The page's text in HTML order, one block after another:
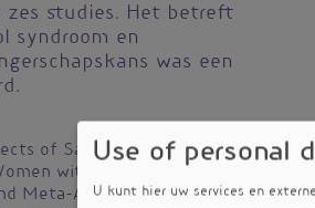
zes studies. Het betreft
syndroom en
was een
of Salvia miltiorrhiza on
with Polycystic Ovary
Meta-Analysis. Evid Based
Use of personal
U kunt hier uw services en